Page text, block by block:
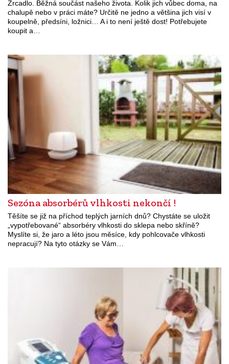
Zrcadlo. Běžná součást našeho života. Kolik jich vůbec doma, na
chalupě nebo v práci máte? Určitě ne jedno a většina jich visí v
koupelně, předsíni, ložnici… A i to není ještě dost! Potřebujete
koupit a…
Sezóna absorbérů vlhkosti nekončí !
Těšíte se již na příchod teplých jarních dnů? Chystáte se uložit
„vypotřebované“ absorbéry vlhkosti do sklepa nebo skříně?
Myslíte si, že jaro a léto jsou měsíce, kdy pohlcovače vlhkosti
nepracují? Na tyto otázky se Vám…